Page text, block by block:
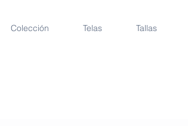
Colección Telas Tallas